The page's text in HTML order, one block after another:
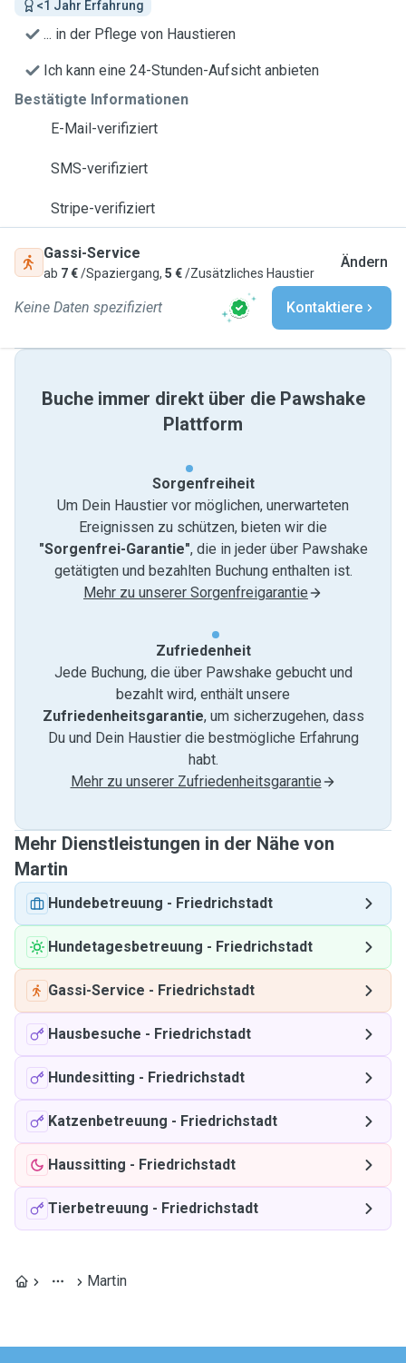
<1 Jahr Erfahrung
... in der Pflege von Haustieren
Ich kann eine 24-Stunden-Aufsicht anbieten
Bestätigte Informationen
E-Mail-verifiziert
SMS-verifiziert
Stripe-verifiziert
Gassi-Service
ab 7 €/Spaziergang, 5 €/Zusätzliches Haustier
Ändern
Keine Daten spezifiziert Kontaktiere
Buche immer direkt über die Pawshake
Plattform
Sorgenfreiheit
Um Dein Haustier vor möglichen, unerwarteten
Ereignissen zu schützen, bieten wir die
"Sorgenfrei-Garantie", die in jeder über Pawshake
getätigten und bezahlten Buchung enthalten ist.
Mehr zu unserer Sorgenfreigarantie
Zufriedenheit
Jede Buchung, die über Pawshake gebucht und
bezahlt wird, enthält unsere
Zufriedenheitsgarantie, um sicherzugehen, dass
Du und Dein Haustier die bestmögliche Erfahrung
habt.
Mehr zu unserer Zufriedenheitsgarantie
Mehr Dienstleistungen in der Nähe von
Martin
Hundebetreuung - Friedrichstadt
Hundetagesbetreuung - Friedrichstadt
Gassi-Service - Friedrichstadt
Hausbesuche - Friedrichstadt
Hundesitting - Friedrichstadt
Katzenbetreuung - Friedrichstadt
Haussitting - Friedrichstadt
Tierbetreuung - Friedrichstadt
Martin